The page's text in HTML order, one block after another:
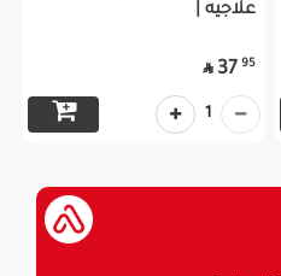
علاجيه |
95
37

1